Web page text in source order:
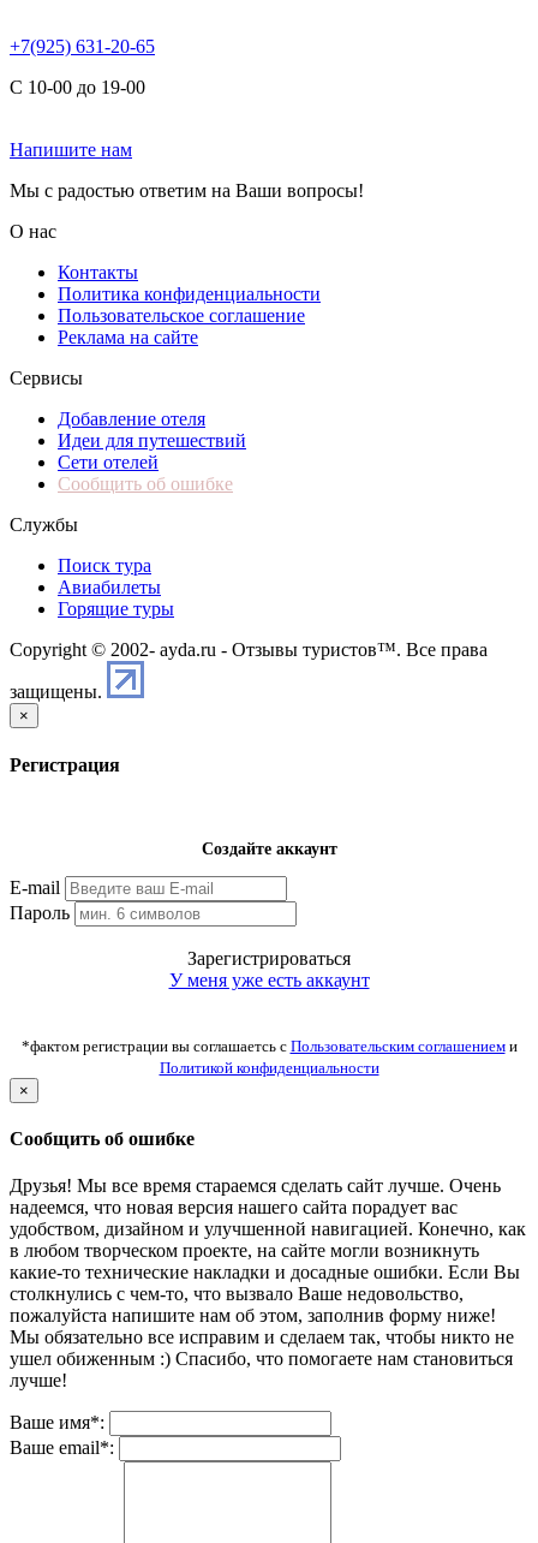
+7(925) 631-20-65
С 10-00 до 19-00
Напишите нам
Мы с радостью ответим на Ваши вопросы!
О нас
Контакты
Политика конфиденциальности
Пользовательское соглашение
Реклама на сайте
Сервисы
Добавление отеля
Идеи для путешествий
Сети отелей
Сообщить об ошибке
Службы
Поиск тура
Авиабилеты
Горящие туры
Copyright © 2002- ayda.ru - Отзывы туристов™. Все права
защищены.
×
Регистрация
Создайте аккаунт
E-mail
Пароль
Зарегистрироваться
У меня уже есть аккаунт
*фактом регистрации вы соглашаетсь с Пользовательским соглашениеми
Политикой конфиденциальности
×
Сообщить об ошибке
Друзья! Мы все время стараемся сделать сайт лучше. Очень
надеемся, что новая версия нашего сайта порадует вас
удобством, дизайном и улучшенной навигацией. Конечно, как
в любом творческом проекте, на сайте могли возникнуть
какие-то технические накладки и досадные ошибки. Если Вы
столкнулись с чем-то, что вызвало Ваше недовольство,
пожалуйста напишите нам об этом, заполнив форму ниже!
Мы обязательно все исправим и сделаем так, чтобы никто не
ушел обиженным :) Спасибо, что помогаете нам становиться
лучше!
Ваше имя*:
Ваше email*: